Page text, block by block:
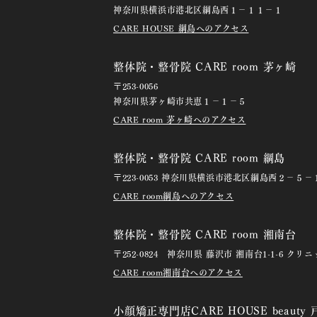
神奈川県横浜市港北区綱島西１－１１－１
CARE HOUSE 綱島へのアクセス
整体院・整骨院 CARE room 茅ヶ崎
〒253-0056
神奈川県茅ヶ崎市共恵１－１－５
CARE room 茅ヶ崎へのアクセス
整体院・整骨院 CARE room 綱島
〒223-0053 神奈川県横浜市港北区綱島西２－５－
CARE room綱島へのアクセス
整体院・整骨院 CARE room 湘南台
〒252-0824 神奈川県 藤沢市 湘南台1-1-6 クリニ
CARE room湘南台へのアクセス
小顔矯正専門店CARE HOUSE beauty